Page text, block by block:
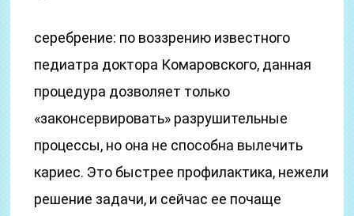
серебрение: по воззрению известного
педиатра доктора Комаровского, данная
процедура дозволяет только
«законсервировать» разрушительные
процессы, но она не способна вылечить
кариес. Это быстрее профилактика, нежели
решение задачи, и сейчас ее почаще